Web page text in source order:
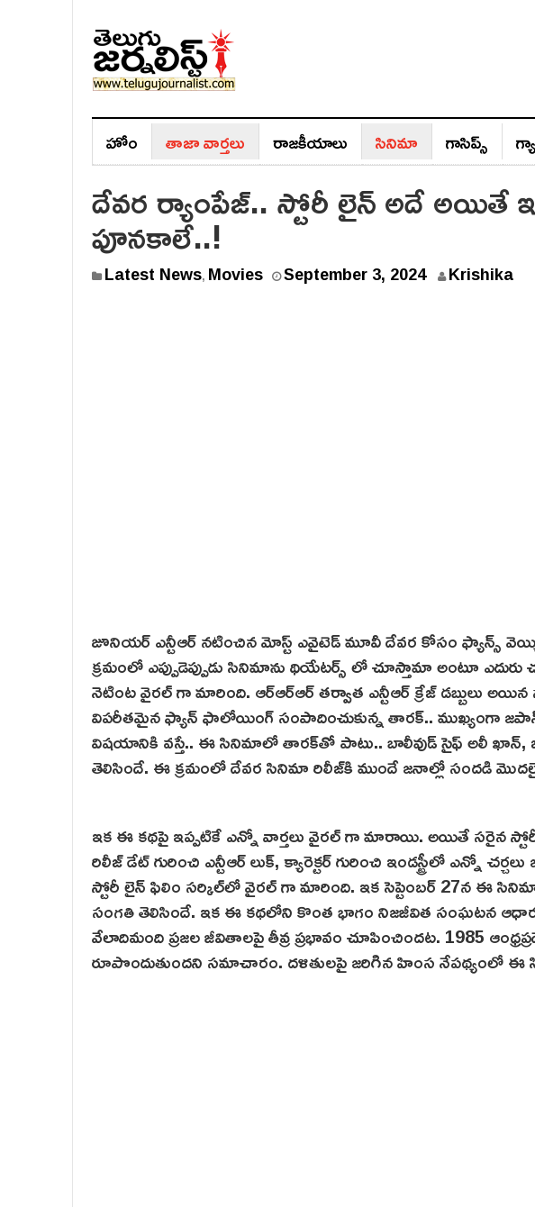
హోం తాజా వార్తలు రాజ‌కీయాలు సినిమా గాసిప్స్‌
దేవర ర్యాంపేజ్.. స్టోరీ లైన్ అదే అయితే
పూనకాలే..!
Latest News, Movies September 3, 2024 Krishika
జూనియర్ ఎన్టీఆర్ నటించిన మోస్ట్ ఎవైటెడ్ మూవీ దేవర కోసం ఫ్యాన్స్
క్ర‌మంలో ఎప్పుడెప్పుడు సినిమాను థియేటర్స్ లో చూస్తామా అంటూ ఎదురు
నెటింట‌ వైరల్ గా మారింది. ఆర్ఆర్ఆర్‌ తర్వాత ఎన్టీఆర్ క్రేజ్ డబ్బులు అయిన
విపరీతమైన ఫ్యాన్ ఫాలోయింగ్ సంపాదించుకున్న తారక్.. ముఖ్యంగా
విషయానికి వస్తే.. ఈ సినిమాలో తారక్‌తో పాటు.. బాలీవుడ్ సైఫ్ అలీ ఖాన్,
తెలిసిందే. ఈ క్రమంలో దేవర సినిమా రిలీజ్‌కి ముందే జనాల్లో సందడి
ఇక ఈ కథపై ఇప్పటికే ఎన్నో వార్తలు వైరల్ గా మారాయి. అయితే సరైన
రిలీజ్ డేట్ గురించి ఎన్టీఆర్ లుక్, క్యారెక్టర్ గురించి ఇండస్ట్రీలో ఎన్నో
స్టోరీ లైన్‌ ఫిలిం సర్కిల్‌లో వైరల్ గా మారింది. ఇక సెప్టెంబర్ 27న ఈ
సంగతి తెలిసిందే. ఇక ఈ కథలోని కొంత భాగం నిజజీవిత సంఘటన
వేలాదిమంది ప్రజల జీవితాలపై తీవ్ర ప్రభావం చూపించిందట. 1985
రూపొందుతుందని సమాచారం. దళితులపై జరిగిన హింస నేపథ్యంలో ఈ